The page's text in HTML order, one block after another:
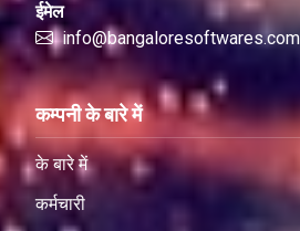
ईमेल
info@bangaloresoftwares.com
कम्पनी के बारे में
के बारे में
कर्मचारी